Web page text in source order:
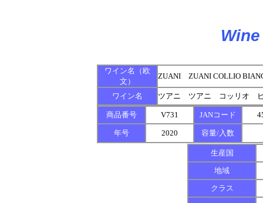
ワイン名（欧
文）
ZUANI ZUANI COLLIO
ワイン名 ツアニ ツアニ コッリオ
商品番号 V731 JANコード
年号 2020 容量/入数
生産国
地域
クラス